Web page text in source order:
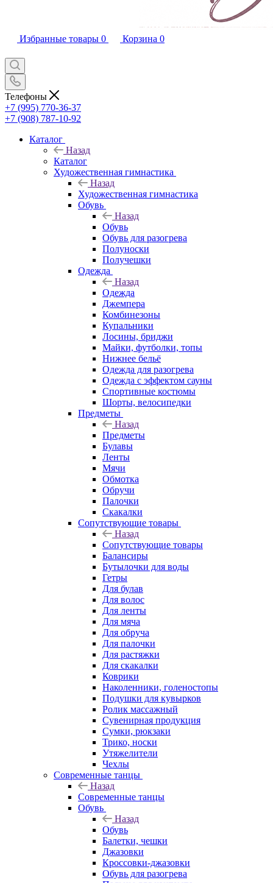
Избранные товары 0 Корзина 0
Телефоны
+7 (995) 770-36-37
+7 (908) 787-10-92
Каталог
Назад
Каталог
Художественная гимнастика
Назад
Художественная гимнастика
Обувь
Назад
Обувь
Обувь для разогрева
Полуноски
Получешки
Одежда
Назад
Одежда
Джемпера
Комбинезоны
Купальники
Лосины, бриджи
Майки, футболки, топы
Нижнее бельё
Одежда для разогрева
Одежда с эффектом сауны
Спортивные костюмы
Шорты, велосипедки
Предметы
Назад
Предметы
Булавы
Ленты
Мячи
Обмотка
Обручи
Палочки
Скакалки
Сопутствующие товары
Назад
Сопутствующие товары
Балансиры
Бутылочки для воды
Гетры
Для булав
Для волос
Для ленты
Для мяча
Для обруча
Для палочки
Для растяжки
Для скакалки
Коврики
Наколенники, голеностопы
Подушки для кувырков
Ролик массажный
Сувенирная продукция
Сумки, рюкзаки
Трико, носки
Утяжелители
Чехлы
Современные танцы
Назад
Современные танцы
Обувь
Назад
Обувь
Балетки, чешки
Джазовки
Кроссовки-джазовки
Обувь для разогрева